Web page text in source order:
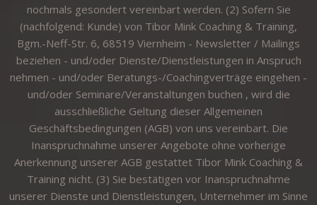
nochmals gesondert vereinbart werden. (2) Sofern Sie
(nachfolgend: Kunde) von Tibor Mink Coaching & Training,
Bgm.-Neff-Str. 6, 68519 Viernheim - Newsletter / Mailings
beziehen - und/oder Dienste/Dienstleistungen in Anspruch
nehmen - und/oder Beratungs-/Coachingverträge eingehen -
und/oder Seminare/Veranstaltungen buchen , wird die
ausschließliche Geltung dieser Allgemeinen
Geschäftsbedingungen (AGB) von uns vereinbart. Die
Inanspruchnahme unserer Angebote ohne vorherige
Anerkennung unserer AGB gestattet Tibor Mink Coaching &
Training nicht. (3) Sie bestätigen vor Inanspruchnahme
unserer Dienste und Dienstleistungen, Unternehmer im Sinne